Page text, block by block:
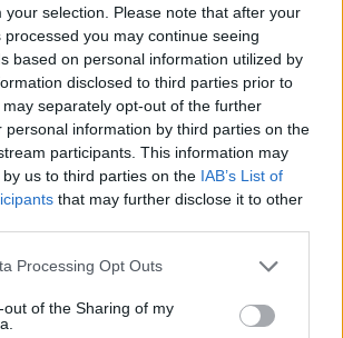
your selection. Please note that after your
you may continue seeing
based on personal information utilized by
disclosed to third parties prior to
separately opt-out of the further
personal information by third parties on the
participants. This information may
us to third parties on the IAB’s List of
that may further disclose it to other
website/app uses one or more Google
visit or usage behaviour. You may click to
to Google and its third-party tags to
Processing Opt Outs
out of the Sharing of my
ÍZEK ÉS ÉLMÉNYEK A SZABADBAN
a nap egyre tovább marad velünk, sokaknak
a természetbe.